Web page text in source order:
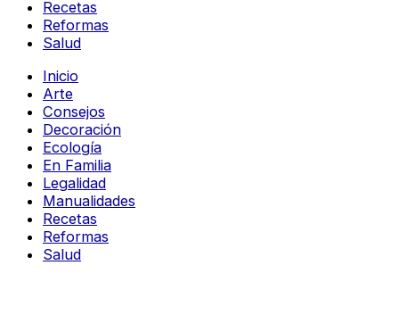
Recetas
Reformas
Salud
Inicio
Arte
Consejos
Decoración
Ecología
En Familia
Legalidad
Manualidades
Recetas
Reformas
Salud